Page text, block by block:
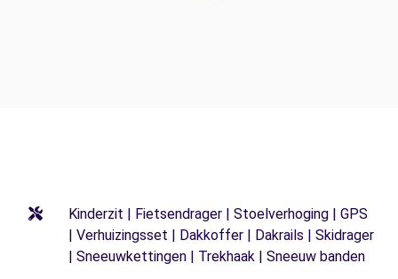
Kinderzit | Fietsendrager | Stoelverhoging | GPS
| Verhuizingsset | Dakkoffer | Dakrails | Skidrager
| Sneeuwkettingen | Trekhaak | Sneeuw banden